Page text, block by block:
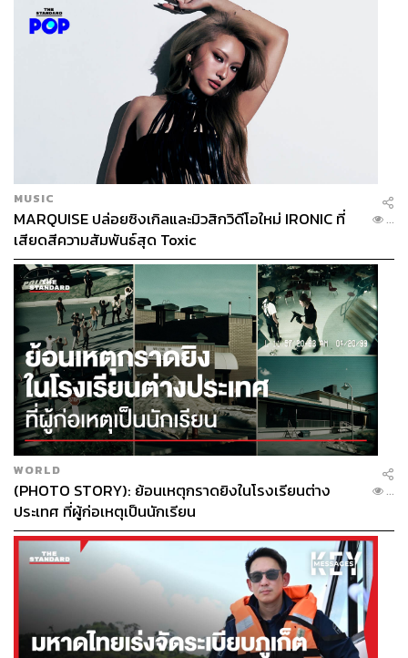
MUSIC
MARQUISE ปล่อยซิงเกิลและมิวสิกวิดีโอใหม่ IRONIC ที่
เสียดสีความสัมพันธ์สุด Toxic
...
WORLD
(PHOTO STORY): ย้อนเหตุกราดยิงในโรงเรียนต่าง
ประเทศ ที่ผู้ก่อเหตุเป็นนักเรียน
...